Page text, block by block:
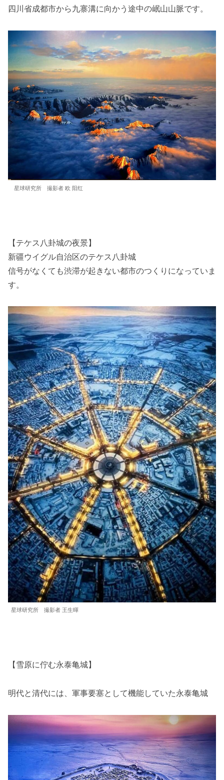
四川省成都市から九寨溝に向かう途中の岷山山脈です。
星球研究所 撮影者 欧 阳红
【テケス八卦城の夜景】
新疆ウイグル自治区のテケス八卦城
信号がなくても渋滞が起きない都市のつくりになっていま
す。
星球研究所 撮影者 王生暉
【雪原に佇む永泰亀城】
明代と清代には、軍事要塞として機能していた永泰亀城